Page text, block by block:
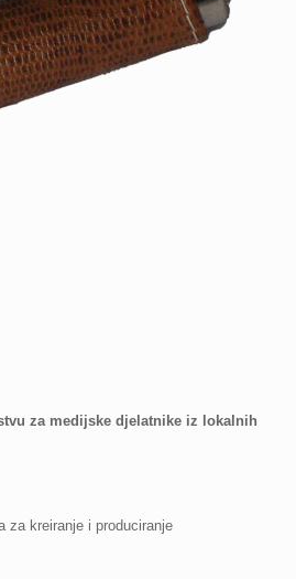
za medijske djelatnike iz lokalnih
za kreiranje i produciranje